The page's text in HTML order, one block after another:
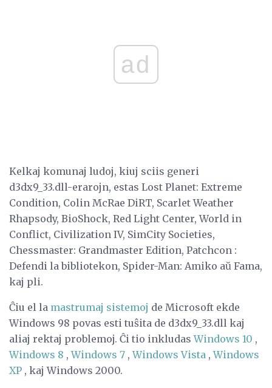
ad
Kelkaj komunaj ludoj, kiuj sciis generi
d3dx9_33.dll-erarojn, estas Lost Planet: Extreme
Condition, Colin McRae DiRT, Scarlet Weather
Rhapsody, BioShock, Red Light Center, World in
Conflict, Civilization IV, SimCity Societies,
Chessmaster: Grandmaster Edition, Patchcon :
Defendi la bibliotekon, Spider-Man: Amiko aŭ Fama,
kaj pli.
Ĉiu el la mastrumaj sistemoj de Microsoft ekde
Windows 98 povas esti tuŝita de d3dx9_33.dll kaj
aliaj rektaj problemoj. Ĉi tio inkludasWindows 10 ,
Windows 8 ,Windows 7 ,Windows Vista ,Windows
XP , kaj Windows 2000.